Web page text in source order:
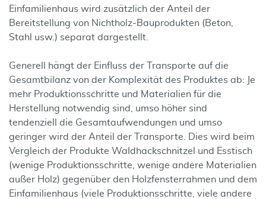
Einfamilienhaus wird zusätzlich der Anteil der
Bereitstellung von Nichtholz-Bauprodukten (Beton,
Stahl usw.) separat dargestellt.
Generell hängt der Einfluss der Transporte auf die
Gesamtbilanz von der Komplexität des Produktes ab: Je
mehr Produktionsschritte und Materialien für die
Herstellung notwendig sind, umso höher sind
tendenziell die Gesamtaufwendungen und umso
geringer wird der Anteil der Transporte. Dies wird beim
Vergleich der Produkte Waldhackschnitzel und Esstisch
(wenige Produktionsschritte, wenige andere Materialien
außer Holz) gegenüber den Holzfensterrahmen und dem
Einfamilienhaus (viele Produktionsschritte, viele andere